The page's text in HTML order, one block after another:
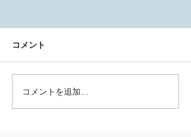
THE ロフトハウスストア
の家
コメント
コメントを追加…